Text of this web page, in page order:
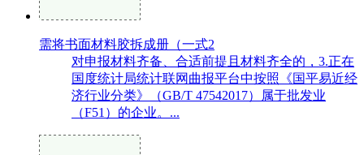
需将书面材料胶拆成册（一式2
对申报材料齐备、合适前提且材料齐全的，3.正在
国度统计局统计联网曲报平台中按照《国平易近经
济行业分类》（GB/T 47542017）属于批发业
（F51）的企业。...